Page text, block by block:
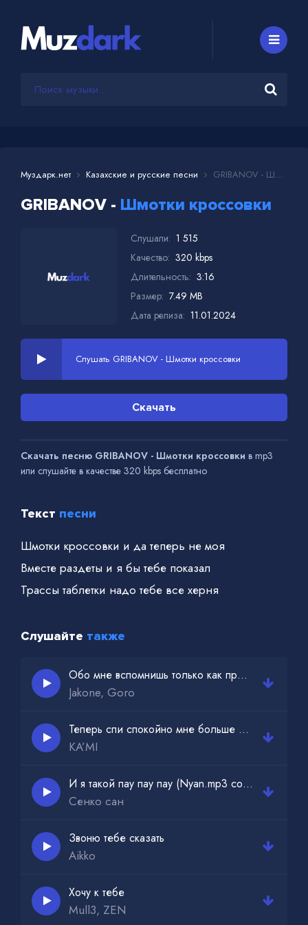
Муздарк.нет Казахские и русские песни GRIBANOV - Шмотки кроссовки
GRIBANOV - Шмотки кроссовки
Слушали: 1 515
Качество: 320 kbps
Длительность: 3:16
Размер: 7.49 MB
Дата релиза: 11.01.2024
Слушать GRIBANOV - Шмотки кроссовки
Скачать
Скачать песню GRIBANOV - Шмотки кроссовки в mp3
или слушайте в качестве 320 kbps бесплатно
Текст песни
Шмотки кроссовки и да теперь не моя
Вместе раздеты и я бы тебе показал
Трассы таблетки надо тебе все херня
Слушайте также
Обо мне вспомнишь только как проблемы начнутся
Jakone, Goro
Теперь спи спокойно мне больше не больно
KA’MI
И я такой пау пау пау (Nyan.mp3 cover)
Сенко сан
Звоню тебе сказать
Aikko
Хочу к тебе
Mull3, ZEN